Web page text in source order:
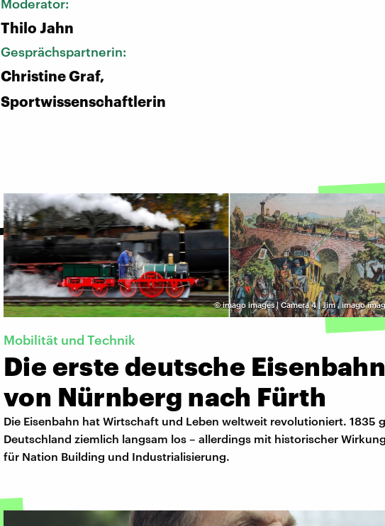
Moderator:
Thilo Jahn
Gesprächspartnerin:
Christine Graf,
Sportwissenschaftlerin
©imago images | Camera 4 | Jim,imago
Mobilität und Technik
Die erste deutsche
von Nürnberg nach Fürth
Die Eisenbahn hat Wirtschaft und Leben weltweit revolutioniert. 1835
Deutschland ziemlich langsam los – allerdings mit historischer
für Nation Building und Industrialisierung.